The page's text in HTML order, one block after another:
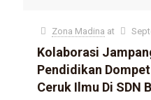
Zona Madina at
Kolaborasi
Pendidikan
Ceruk Ilmu Di SDN